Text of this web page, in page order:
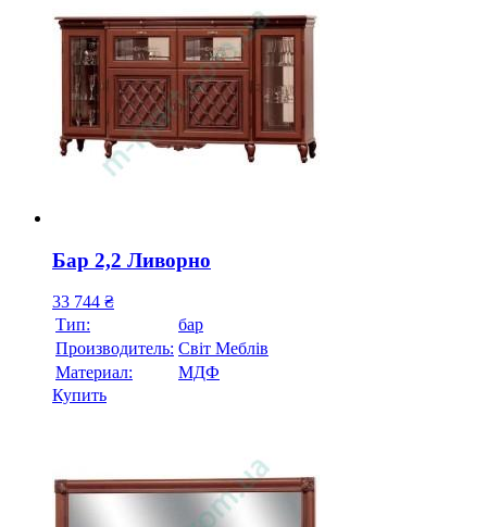
Бар 2,2 Ливорно
33 744 ₴
Тип:
бар
Производитель: Свiт Меблiв
Материал:
МДФ
Купить